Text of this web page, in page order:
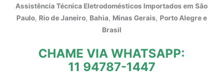
Assistência Técnica Eletrodomésticos Importados em São
Paulo, Rio de Janeiro, Bahia, Minas Gerais, Porto Alegre e
Brasil
CHAME VIA WHATSAPP:
11 94787-1447